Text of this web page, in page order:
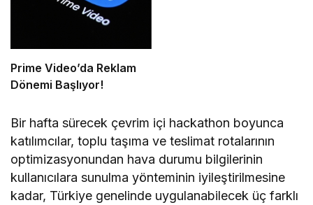
Prime Video’da Reklam
Dönemi Başlıyor!
Bir hafta sürecek çevrim içi hackathon boyunca
katılımcılar, toplu taşıma ve teslimat rotalarının
optimizasyonundan hava durumu bilgilerinin
kullanıcılara sunulma yönteminin iyileştirilmesine
kadar, Türkiye genelinde uygulanabilecek üç farklı